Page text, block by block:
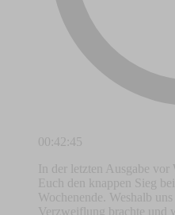
00:42:45
In der letzten Ausgabe vor
Euch den knappen Sieg
Wochenende. Weshalb
Verzweiflung brachte und